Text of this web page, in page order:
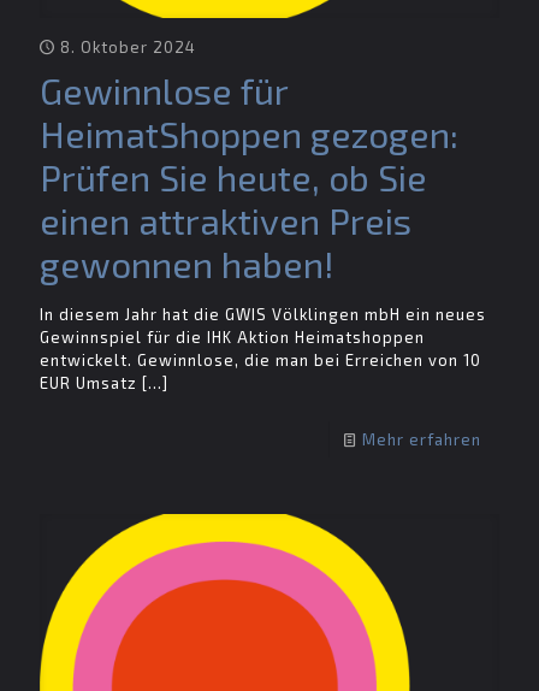
8. Oktober 2024
Gewinnlose für
HeimatShoppen gezogen:
Prüfen Sie heute, ob Sie
einen attraktiven Preis
gewonnen haben!
In diesem Jahr hat die GWIS Völklingen mbH ein neues
Gewinnspiel für die IHK Aktion Heimatshoppen
entwickelt. Gewinnlose, die man bei Erreichen von 10
EUR Umsatz […]
Mehr erfahren